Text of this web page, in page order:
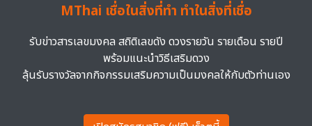
MThai เชื่อในสิ่งที่ทำ ทำในสิ่งที่เชื่อ
รับข่าวสารเลขมงคล สถิติเลขดัง ดวงรายวัน รายเดือน รายปี
พร้อมแนะนำวิธีเสริมดวง
ลุ้นรับรางวัลจากกิจกรรมเสริมความเป็นมงคลให้กับตัวท่านเอง